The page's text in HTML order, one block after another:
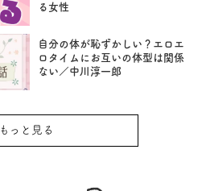
る女性
自分の体が恥ずかしい？エロエ
ロタイムにお互いの体型は関係
ない／中川淳一郎
もっと見る